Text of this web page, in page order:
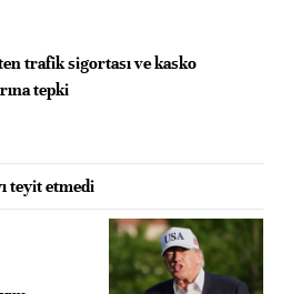
trafik sigortası ve kasko
tepki
teyit etmedi